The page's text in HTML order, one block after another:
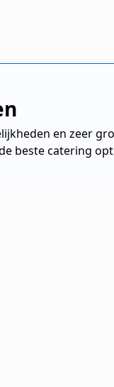
en zeer
beste catering